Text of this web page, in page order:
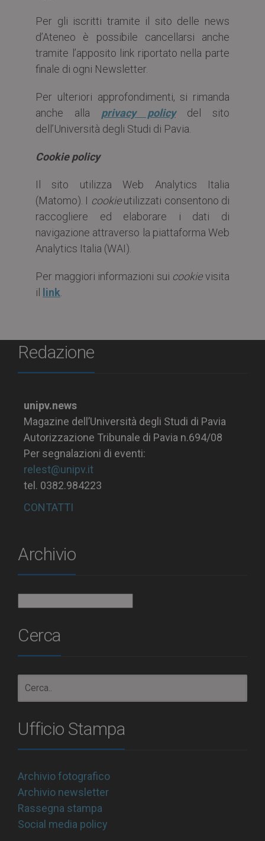
Per gli iscritti tramite il sito delle news
d’Ateneo è possibile cancellarsi anche
tramite l’apposito link riportato nella parte
finale di ogni Newsletter.
Per ulteriori approfondimenti, si rimanda
anche alla privacy policydel sito
dell’Università degli Studi di Pavia.
Cookie policy
Il sito utilizza Web Analytics Italia
(Matomo). I cookieutilizzati consentono di
raccogliere ed elaborare i dati di
navigazione attraverso la piattaforma Web
Analytics Italia (WAI).
Per maggiori informazioni sui cookievisita
il
link
Redazione
unipv.news
Magazine dell’Università degli Studi di Pavia
Autorizzazione Tribunale di Pavia n.694/08
Per segnalazioni di eventi:
relest@unipv.it
tel. 0382.984223
CONTATTI
Archivio
Cerca
Ufficio Stampa
Archivio fotografico
Archivio newsletter
Rassegna stampa
Social media policy